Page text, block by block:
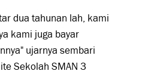
dua tahunan lah, kami
kami juga bayar
ujarnya sembari
Sekolah SMAN 3